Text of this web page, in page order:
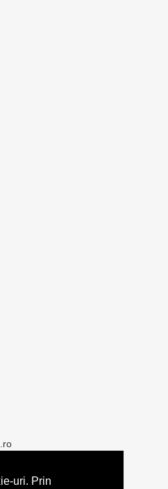
uri. Prin